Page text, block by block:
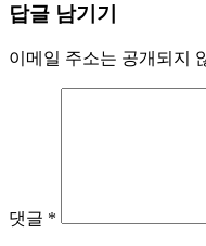
일
답글 남기기
이메일 주소는 공개되지
댓글 *